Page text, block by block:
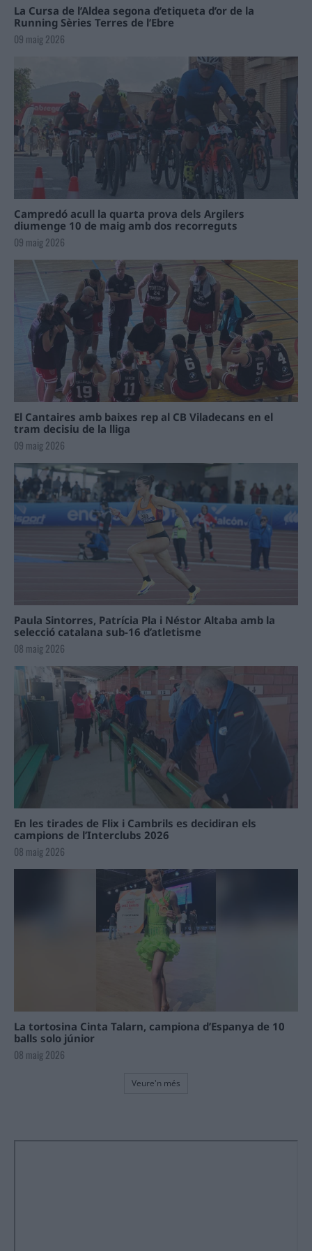
La Cursa de l’Aldea segona d’etiqueta d’or de la
Running Sèries Terres de l’Ebre
09 maig 2026
Campredó acull la quarta prova dels Argilers
diumenge 10 de maig amb dos recorreguts
09 maig 2026
El Cantaires amb baixes rep al CB Viladecans en el
tram decisiu de la lliga
09 maig 2026
Paula Sintorres, Patrícia Pla i Néstor Altaba amb la
selecció catalana sub-16 d’atletisme
08 maig 2026
En les tirades de Flix i Cambrils es decidiran els
campions de l’Interclubs 2026
08 maig 2026
La tortosina Cinta Talarn, campiona d’Espanya de 10
balls solo júnior
08 maig 2026
Veure'n més